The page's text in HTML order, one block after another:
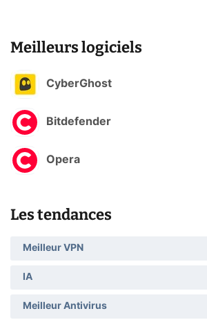
Meilleurs logiciels
CyberGhost
Bitdefender
Opera
Les tendances
Meilleur VPN
IA
Meilleur Antivirus